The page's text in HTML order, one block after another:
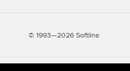
© 1993—2026 Softline